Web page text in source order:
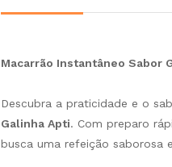
Macarrão Instantâneo Sabor
Descubra a praticidade e o
Galinha Apti. Com preparo
busca uma refeição saborosa